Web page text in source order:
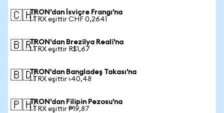
🇨🇭TRON'dan İsviçre Frangı'na
1 TRX eşittir CHF 0,2641
🇧🇷TRON'dan Brezilya Reali'na
1 TRX eşittir R$1,67
🇧🇩TRON'dan Bangladeş Takası'na
1 TRX eşittir ৳40,48
🇵🇭TRON'dan Filipin Pezosu'na
1 TRX eşittir ₱19,87